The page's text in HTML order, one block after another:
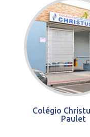
Colégio
Paulet